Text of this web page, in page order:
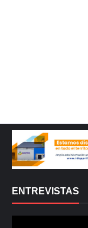
ENTREVISTAS